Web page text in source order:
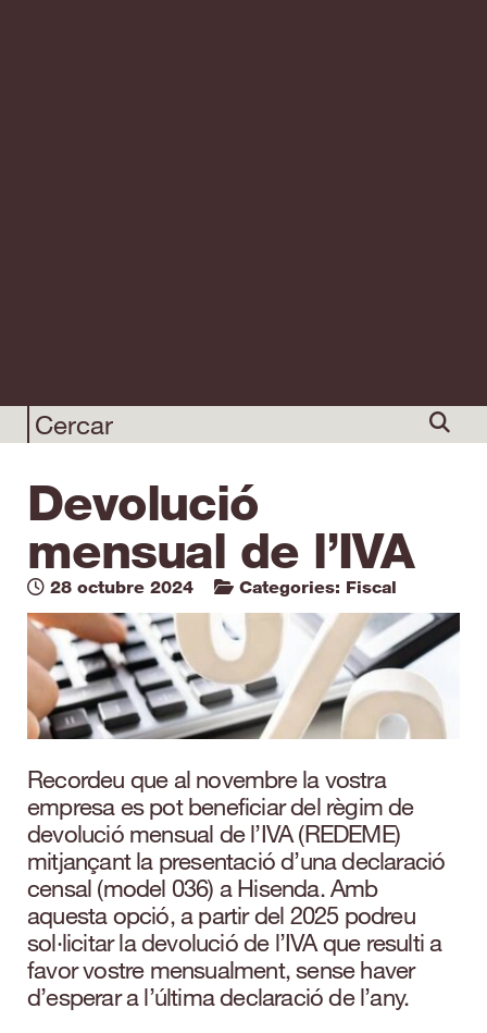
Devolució
mensual de l’IVA
28 octubre 2024 Categories: Fiscal
Recordeu que al novembre la vostra
empresa es pot beneficiar del règim de
devolució mensual de l’IVA (REDEME)
mitjançant la presentació d’una declaració
censal (model 036) a Hisenda. Amb
aquesta opció, a partir del 2025 podreu
sol·licitar la devolució de l’IVA que resulti a
favor vostre mensualment, sense haver
d’esperar a l’última declaració de l’any.